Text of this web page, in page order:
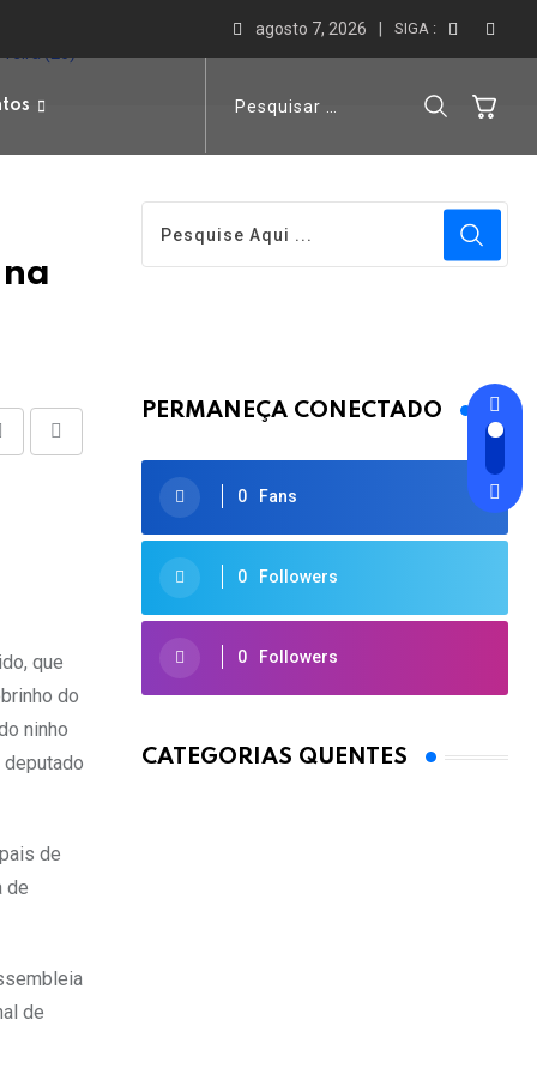
agosto 7, 2026 SIGA :
que
do
ninho
de
de
de
PERMANEÇA CONECTADO
0 Fans
0 Followers
0 Followers
CATEGORIAS QUENTES